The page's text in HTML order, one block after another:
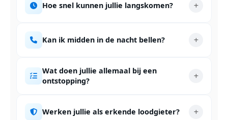
Hoe snel kunnen jullie langskomen?
Kan ik midden in de nacht bellen?
Wat doen jullie allemaal bij een
ontstopping?
Werken jullie als erkende loodgieter?